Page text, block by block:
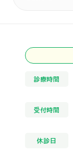
診療時間
受付時間
休診日